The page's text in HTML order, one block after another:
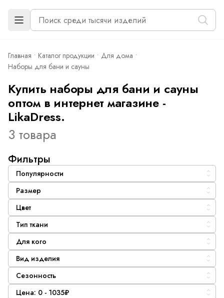
Главная Каталог продукции
Для дома
Наборы для бани и сауны
Купить наборы для бани и сауны
оптом в интернет магазине -
LikaDress.
3 товара
Фильтры
Популярности
Размер
Цвет
Тип ткани
Для кого
Вид изделия
Сезонность
Цена: 0 - 1035₽